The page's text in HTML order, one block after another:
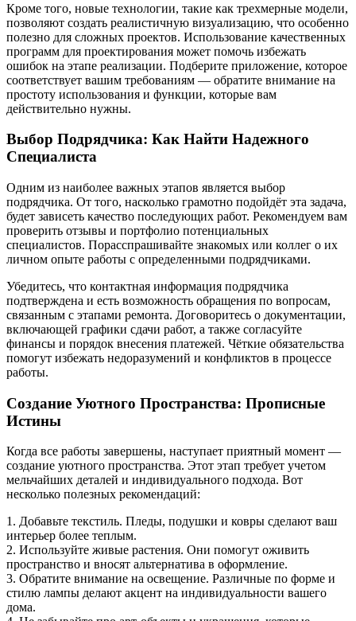
Кроме того, новые технологии, такие как трехмерные модели,
позволяют создать реалистичную визуализацию, что особенно
полезно для сложных проектов. Использование качественных
программ для проектирования может помочь избежать
ошибок на этапе реализации. Подберите приложение, которое
соответствует вашим требованиям — обратите внимание на
простоту использования и функции, которые вам
действительно нужны.
Выбор Подрядчика: Как Найти Надежного
Специалиста
Одним из наиболее важных этапов является выбор
подрядчика. От того, насколько грамотно подойдёт эта задача,
будет зависеть качество последующих работ. Рекомендуем вам
проверить отзывы и портфолио потенциальных
специалистов. Порасспрашивайте знакомых или коллег о их
личном опыте работы с определенными подрядчиками.
Убедитесь, что контактная информация подрядчика
подтверждена и есть возможность обращения по вопросам,
связанным с этапами ремонта. Договоритесь о документации,
включающей графики сдачи работ, а также согласуйте
финансы и порядок внесения платежей. Чёткие обязательства
помогут избежать недоразумений и конфликтов в процессе
работы.
Создание Уютного Пространства: Прописные
Истины
Когда все работы завершены, наступает приятный момент —
создание уютного пространства. Этот этап требует учетом
мельчайших деталей и индивидуального подхода. Вот
несколько полезных рекомендаций:
1. Добавьте текстиль. Пледы, подушки и ковры сделают ваш
интерьер более теплым.
2. Используйте живые растения. Они помогут оживить
пространство и вносят альтернатива в оформление.
3. Обратите внимание на освещение. Различные по форме и
стилю лампы делают акцент на индивидуальности вашего
дома.